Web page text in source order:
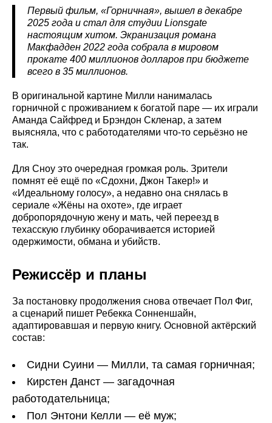
Первый фильм, «Горничная», вышел в декабре
2025 года и стал для студии Lionsgate
настоящим хитом. Экранизация романа
Макфадден 2022 года собрала в мировом
прокате 400 миллионов долларов при бюджете
всего в 35 миллионов.
В оригинальной картине Милли нанималась
горничной с проживанием к богатой паре — их играли
Аманда Сайфред и Брэндон Скленар, а затем
выясняла, что с работодателями что-то серьёзно не
так.
Для Сноу это очередная громкая роль. Зрители
помнят её ещё по «Сдохни, Джон Такер!» и
«Идеальному голосу», а недавно она снялась в
сериале «Жёны на охоте», где играет
добропорядочную жену и мать, чей переезд в
техасскую глубинку оборачивается историей
одержимости, обмана и убийств.
Режиссёр и планы
За постановку продолжения снова отвечает Пол Фиг,
а сценарий пишет Ребекка Сонненшайн,
адаптировавшая и первую книгу. Основной актёрский
состав:
Сидни Суини — Милли, та самая горничная;
Кирстен Данст — загадочная
работодательница;
Пол Энтони Келли — её муж;